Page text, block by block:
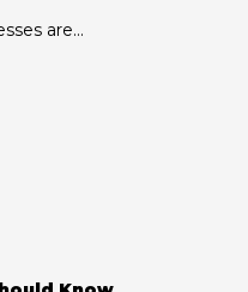
are...